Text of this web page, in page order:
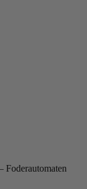
Foderautomaten